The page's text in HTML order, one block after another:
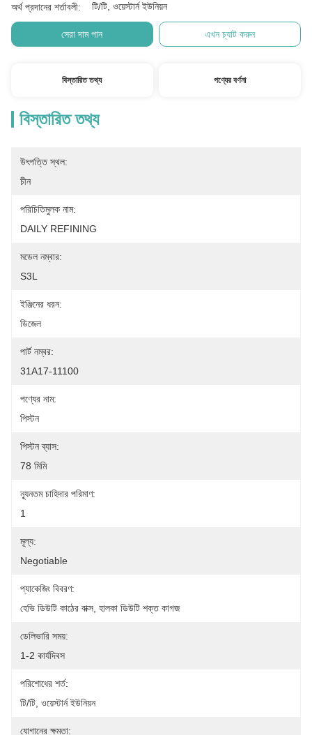
অর্থ প্রদানের শর্তাবলী: টি/টি, ওয়েস্টার্ন ইউনিয়ন
সেরা দাম পান এখন চ্যাট করুন
বিস্তারিত তথ্য পণ্যের বর্ণনা
বিস্তারিত তথ্য
উৎপত্তি স্থল:
চীন
পরিচিতিমুলক নাম:
DAILY REFINING
মডেল নম্বার:
S3L
ইঞ্জিনের ধরন:
ডিজেল
পার্ট নম্বর:
31A17-11100
পণ্যের নাম:
পিস্টন
পিস্টন ব্যাস:
78 মিমি
ন্যূনতম চাহিদার পরিমাণ:
1
মূল্য:
Negotiable
প্যাকেজিং বিবরণ:
হেভি ডিউটি ​​কাঠের বাক্স, হালকা ডিউটি ​​শক্ত কাগজ
ডেলিভারি সময়:
1-2 কার্যদিবস
পরিশোধের শর্ত:
টি/টি, ওয়েস্টার্ন ইউনিয়ন
যোগানের ক্ষমতা: